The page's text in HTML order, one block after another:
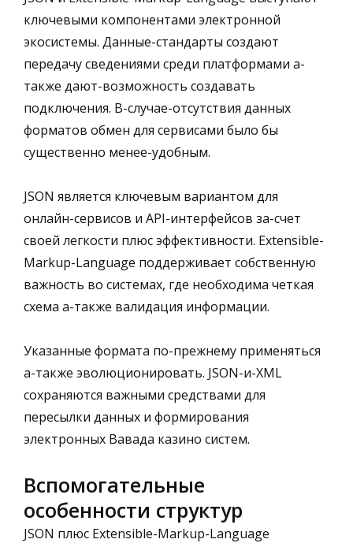
ключевыми компонентами электронной
экосистемы. Данные-стандарты создают
передачу сведениями среди платформами а-
также дают-возможность создавать
подключения. В-случае-отсутствия данных
форматов обмен для сервисами было бы
существенно менее-удобным.
JSON является ключевым вариантом для
онлайн-сервисов и API-интерфейсов за-счет
своей легкости плюс эффективности. Extensible-
Markup-Language поддерживает собственную
важность во системах, где необходима четкая
схема а-также валидация информации.
Указанные формата по-прежнему применяться
а-также эволюционировать. JSON-и-XML
сохраняются важными средствами для
пересылки данных и формирования
электронных Вавада казино систем.
Вспомогательные
особенности структур
JSON плюс Extensible-Markup-Language